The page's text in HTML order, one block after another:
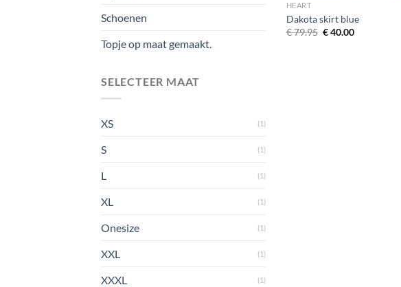
Schoenen
Topje op maat gemaakt.
SELECTEER MAAT
XS (1)
S (1)
L (1)
XL (1)
Onesize (1)
XXL (1)
XXXL (1)
HEART
Dakota skirt blue
€79.95 Oorspronkelijke
€40.00Huidige